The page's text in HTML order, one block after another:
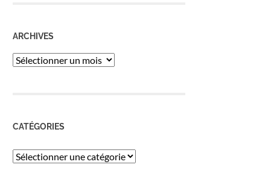
ARCHIVES
ARCHIVES
CATÉGORIES
Catégories